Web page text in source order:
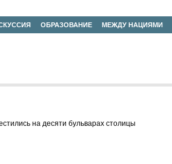
ОБРАЗОВАНИЕ МЕЖДУ НАЦИЯМИ
на десяти бульварах столицы